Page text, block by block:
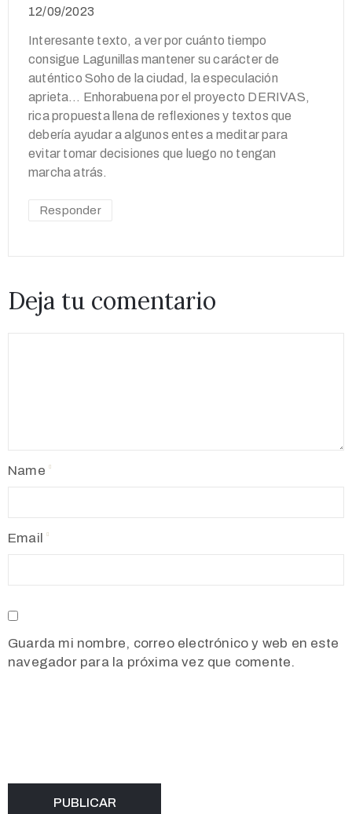
12/09/2023
Interesante texto, a ver por cuánto tiempo
consigue Lagunillas mantener su carácter de
auténtico Soho de la ciudad, la especulación
aprieta… Enhorabuena por el proyecto DERIVAS,
rica propuesta llena de reflexiones y textos que
debería ayudar a algunos entes a meditar para
evitar tomar decisiones que luego no tengan
marcha atrás.
Responder
Deja tu comentario
Name
Email
Guarda mi nombre, correo electrónico y web en este
navegador para la próxima vez que comente.